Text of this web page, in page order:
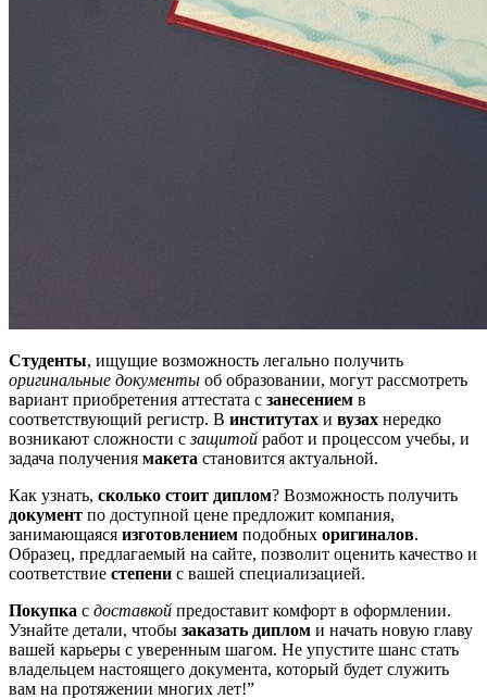
Студенты, ищущие возможность легально получить
оригинальные документы об образовании, могут рассмотреть
вариант приобретения аттестата с занесением в
соответствующий регистр. В институтах и вузах нередко
возникают сложности сзащитой работ и процессом учебы, и
задача получения макета становится актуальной.
Как узнать, сколько стоит диплом? Возможность получить
документ по доступной цене предложит компания,
занимающаяся изготовлением подобных оригиналов.
Образец, предлагаемый на сайте, позволит оценить качество и
соответствие степени c вашей специализацией.
Покупка с доставкой предоставит комфорт в оформлении.
Узнайте детали, чтобы заказать диплом и начать новую главу
вашей карьеры с уверенным шагом. Не упустите шанс стать
владельцем настоящего документа, который будет служить
вам на протяжении многих лет!”